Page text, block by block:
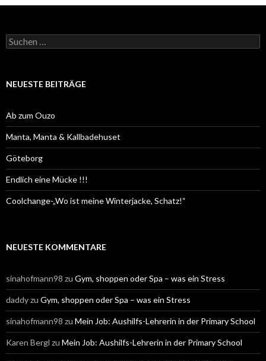
Suchen
nach:
NEUESTE BEITRÄGE
Ab zum Ouzo
Manta, Manta & Kallbadehuset
Göteborg
Endlich eine Mücke !!!
Coolchange-„Wo ist meine Winterjacke, Schatz!“
NEUESTE KOMMENTARE
sinahofmann98 zu Gym, shoppen oder Spa – was ein Stress
daddyzu Gym, shoppen oder Spa – was ein Stress
sinahofmann98 zu Mein Job: Aushilfs-Lehrerin in der Primary School
Karen Bergl zu Mein Job: Aushilfs-Lehrerin in der Primary School